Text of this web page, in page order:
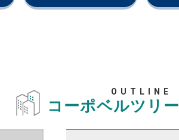
OUTLINE
コーポベルツリー